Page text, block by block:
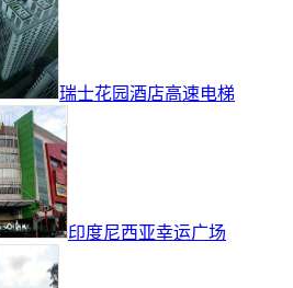
瑞士花园酒店高速电梯
印度尼西亚幸运广场